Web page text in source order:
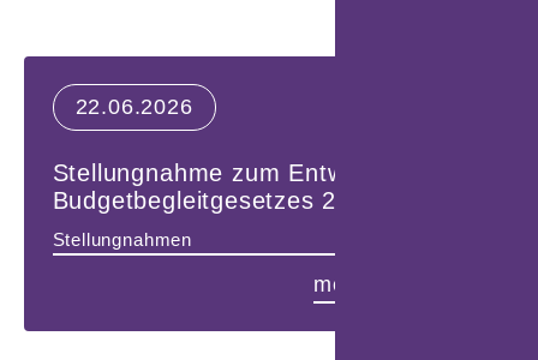
22.06.2026
Stellungnahme zum Entwurf eines
Budgetbegleitgesetzes 2027-2028
Kategorien:
Stellungnahmen
mehr erfahren